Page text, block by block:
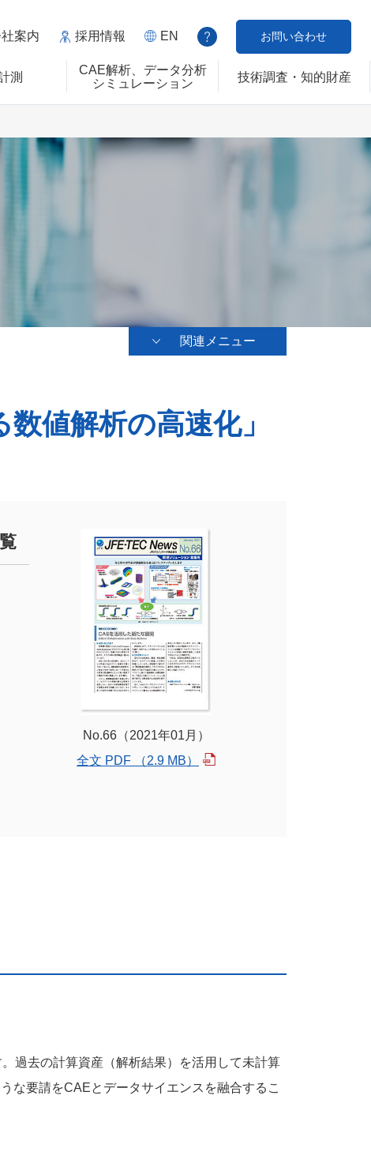
測
CAE解析、データ分析
シミュレーション
技術調査・知的財産
案内 採用情報 EN お問い合わせ
関連メニュー
値解析の高速化」
No.66（2021年01月）
全文 PDF （2.9 MB）
過去の計算資産（解析結果）を活用して未計算
な要請をCAEとデータサイエンスを融合するこ